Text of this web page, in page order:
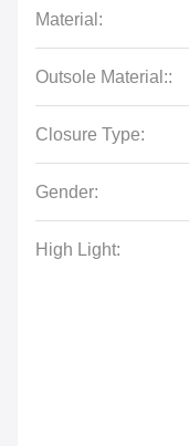
Material:
Outsole Material::
Closure Type:
Gender:
High Light: